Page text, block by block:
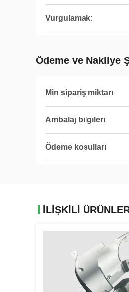
Vurgulamak:
Ödeme ve Nakliye
Min sipariş miktarı
Ambalaj bilgileri
Ödeme koşulları
İLIŞKILI